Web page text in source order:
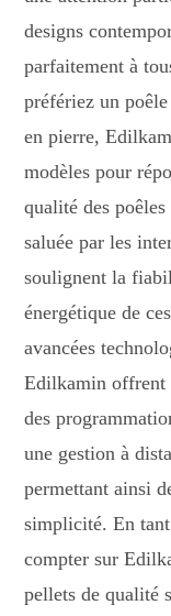
designs
parfaitement à
préfériez un
en pierre,
modèles pour
qualité des
saluée par les
soulignent la
énergétique de
avancées
Edilkamin offrent
des
une gestion à
permettant ainsi
simplicité. En
compter sur
pellets de qualité